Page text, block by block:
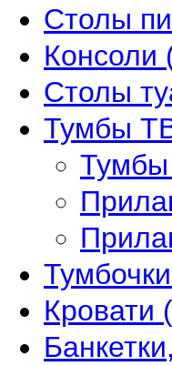
Столы
Консоли
Столы
Тумбы
Кровати